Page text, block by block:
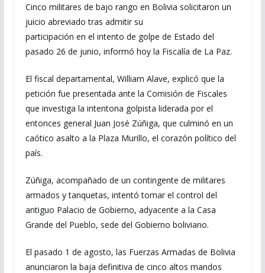
Cinco militares de bajo rango en Bolivia solicitaron un
juicio abreviado tras admitir su
participación en el intento de golpe de Estado del
pasado 26 de junio, informó hoy la Fiscalía de La Paz.
El fiscal departamental, William Alave, explicó que la
petición fue presentada ante la Comisión de Fiscales
que investiga la intentona golpista liderada por el
entonces general Juan José Zúñiga, que culminó en un
caótico asalto a la Plaza Murillo, el corazón político del
país.
Zúñiga, acompañado de un contingente de militares
armados y tanquetas, intentó tomar el control del
antiguo Palacio de Gobierno, adyacente a la Casa
Grande del Pueblo, sede del Gobierno boliviano.
El pasado 1 de agosto, las Fuerzas Armadas de Bolivia
anunciaron la baja definitiva de cinco altos mandos